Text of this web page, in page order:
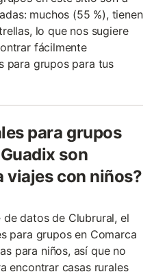
muchos (55 %), tienen
lo que nos sugiere
fácilmente
para grupos para tus
para grupos
son
viajes con niños?
datos de Clubrural, el
para grupos en Comarca
para niños, así que no
encontrar casas rurales